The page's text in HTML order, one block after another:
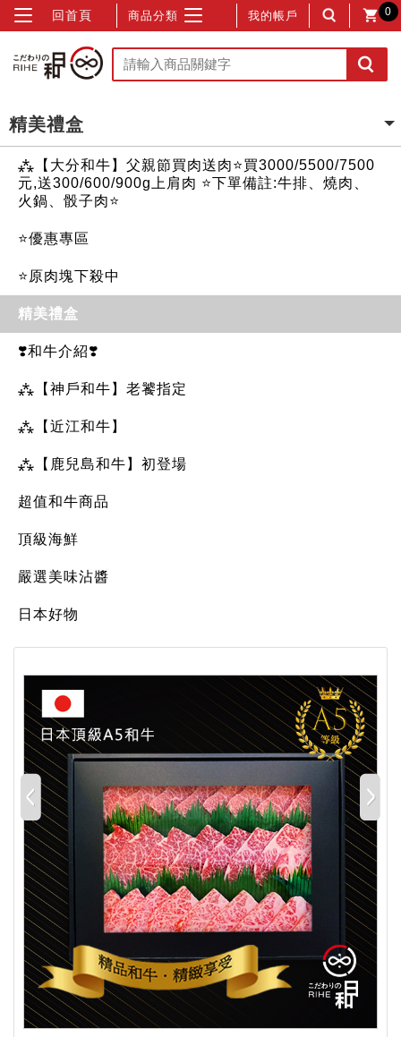
回首頁 商品分類 我的帳戶 0
精美禮盒
⁂【大分和牛】父親節買肉送肉⭐買3000/5500/7500
元,送300/600/900g上肩肉 ⭐下單備註:牛排、燒肉、
火鍋、骰子肉⭐
⭐優惠專區
⭐原肉塊下殺中
精美禮盒
❣️和牛介紹❣️
⁂【神戶和牛】老饕指定
⁂【近江和牛】
⁂【鹿兒島和牛】初登場
超值和牛商品
頂級海鮮
嚴選美味沾醬
日本好物